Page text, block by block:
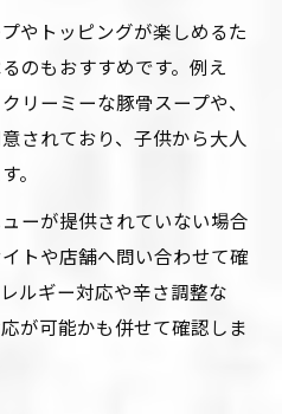
やトッピングが楽しめるた
のもおすすめです。例え
リーミーな豚骨スープや、
されており、子供から大人
。
ーが提供されていない場合
トや店舗へ問い合わせて確
ルギー対応や辛さ調整な
が可能かも併せて確認しま